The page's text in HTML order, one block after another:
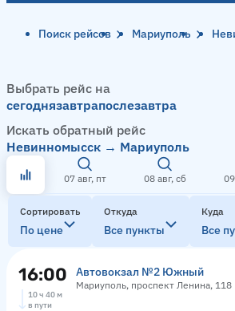
Поиск рейсов Мариуполь
Выбрать рейс на
сегоднязавтрапослезавтра
Искать обратный рейс
Невинномысск → Мариуполь
07 авг, пт 08 авг, сб
Сортировать
По цене
Откуда
Все пункты
Куда
Все
16:00 Автовокзал №2 Южный
Мариуполь, проспект Ленина, 118
10 ч 40 м
в пути